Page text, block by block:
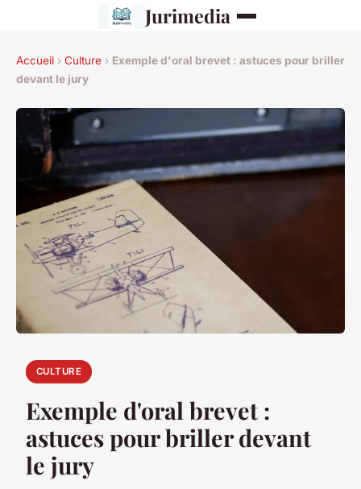
Jurimedia
Accueil › Culture › Exemple d'oral brevet : astuces pour briller
devant le jury
CULTURE
Exemple d'oral brevet :
astuces pour briller devant
le jury